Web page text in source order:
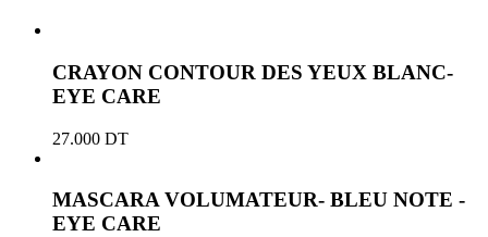
CRAYON CONTOUR DES YEUX BLANC-
EYE CARE
27.000 DT
MASCARA VOLUMATEUR- BLEU NOTE -
EYE CARE